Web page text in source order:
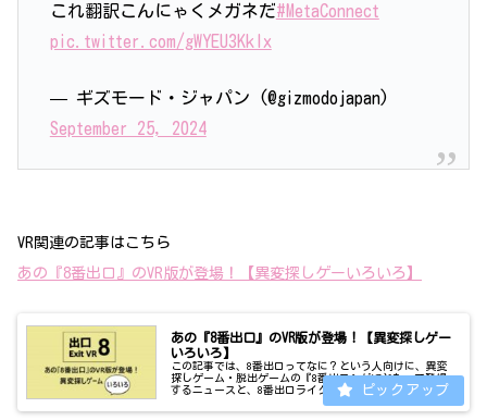
これ翻訳こんにゃくメガネだ#MetaConnect
pic.twitter.com/gWYEU3Kklx
— ギズモード・ジャパン (@gizmodojapan)
September 25, 2024
VR関連の記事はこちら
あの『8番出口』のVR版が登場！【異変探しゲーいろいろ】
あの『8番出口』のVR版が登場！【異変探しゲー
いろいろ】
この記事では、8番出口ってなに？という人向けに、異変
探しゲーム・脱出ゲームの『8番出口』がVRとなって登場
するニュースと、8番出口ライクな作品などをご紹介いた
月12日にMeta Que...